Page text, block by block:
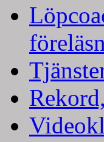
Hoppa
till
innehåll